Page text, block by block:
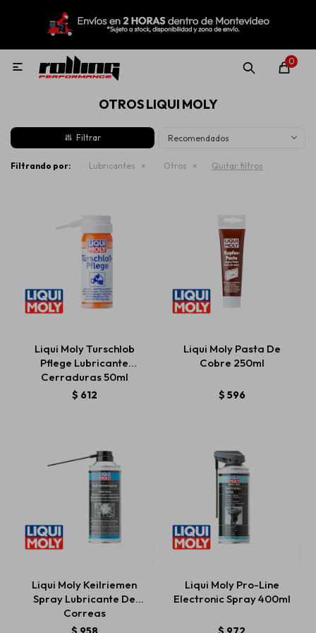
0

OTROS LIQUI MOLY
Recomendados
Filtrando por: Lubricantes Otros Quitar filtros
Liqui Moly Turschlob
Pflege Lubricante
Cerraduras 50ml
$ 612
Liqui Moly Pasta De
Cobre 250ml
$ 596
Liqui Moly Keilriemen
Spray Lubricante De
Correas
Liqui Moly Pro-Line
Electronic Spray 400ml
MI CUENTA
Nuevo! Rolling Repuestos
Llantas
Aerosoles
Estética automotriz
Baterías